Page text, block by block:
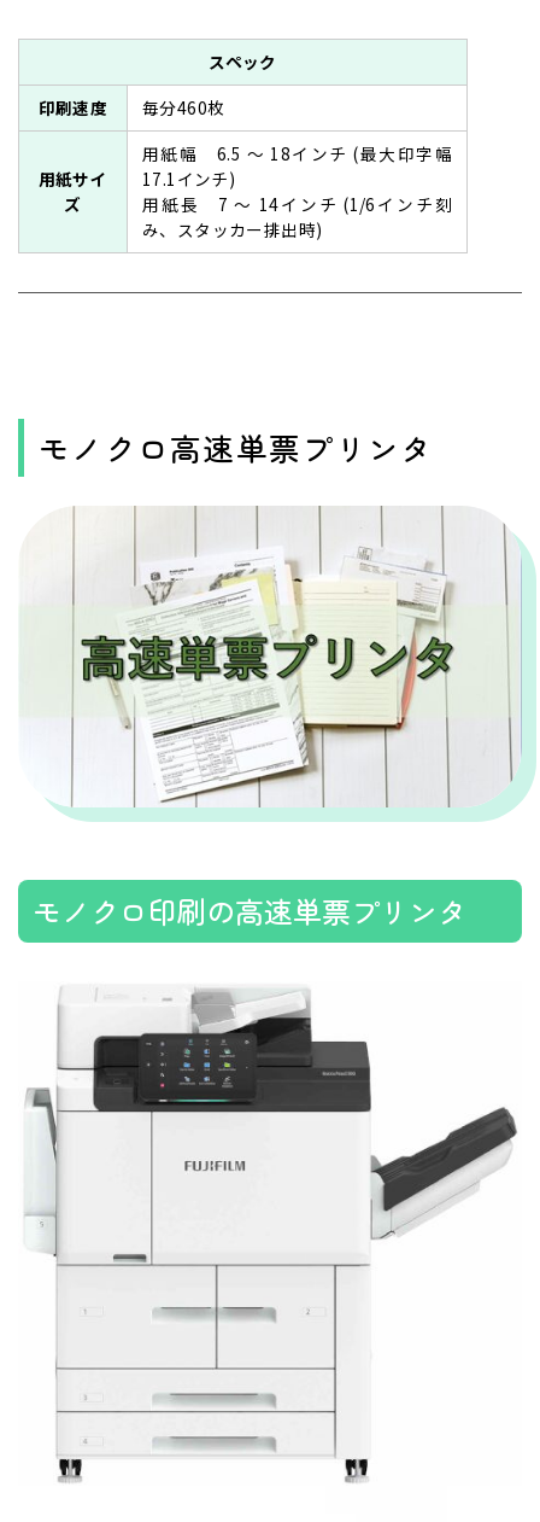
スペック
印刷速度
毎分460枚
用紙サイ
ズ
用紙幅 6.5 ～ 18インチ (最大印字幅
17.1インチ)
用紙長 7 ～ 14インチ (1/6インチ刻
み、スタッカー排出時)
モノクロ高速単票プリンタ
モノクロ印刷の高速単票プリンタ